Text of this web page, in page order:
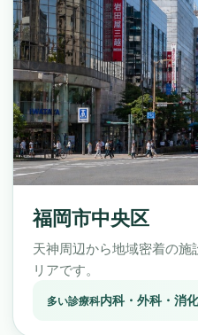
福岡市中央区
天神周辺から地域密着の
リアです。
多い診療科内科・外科・消